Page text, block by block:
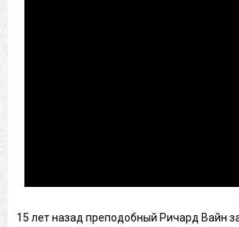
15 лет назад преподобный Ричард Вайн